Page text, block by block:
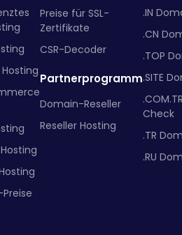
Hosting
Preise für SSL-
Zertifikate
CSR-Decoder
Partnerprogramm
Domain-Reseller
Reseller Hosting
.IN
.CN
.TOP
.SITE
Check
.TR
.RU